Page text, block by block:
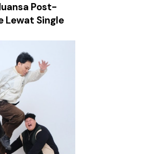
Musik yang Tetap Relevan
Sinematik "Takkan Berpisah"
dalam Balutan Alt/Pop-Punk
Kehidupan
Harapan
Penuh Luka
Modern
Post-
Lewat Single